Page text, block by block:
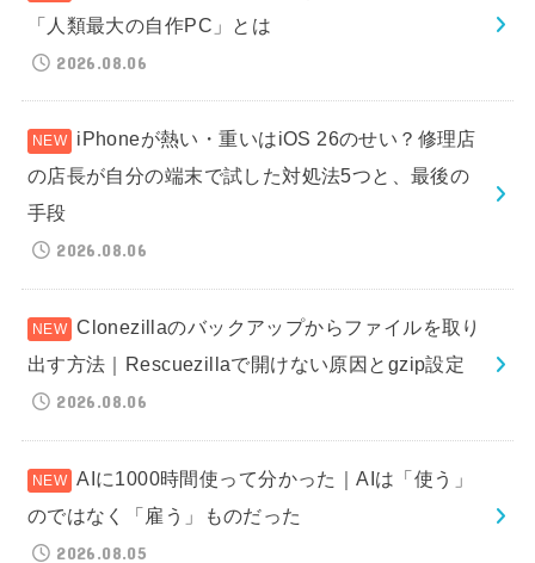
「人類最大の自作PC」とは
2026.08.06
iPhoneが熱い・重いはiOS 26のせい？修理店
の店長が自分の端末で試した対処法5つと、最後の
手段
2026.08.06
Clonezillaのバックアップからファイルを取り
出す方法｜Rescuezillaで開けない原因とgzip設定
2026.08.06
AIに1000時間使って分かった｜AIは「使う」
のではなく「雇う」ものだった
2026.08.05